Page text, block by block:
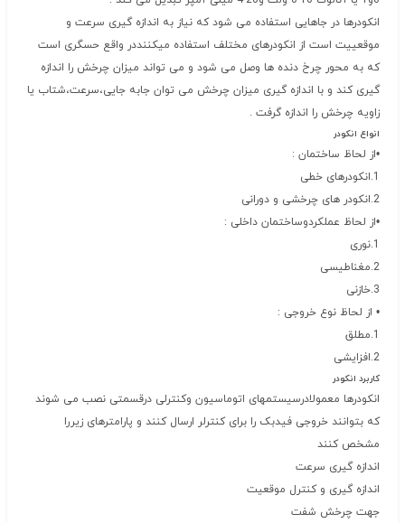
انکودرها در جاهایی استفاده می شود که نیاز به اندازه گیری سرعت و
موقعییت است از انکودرهای مختلف استفاده میکننددر واقع حسگری است
که به محور چرخ دنده ها وصل می شود و می تواند میزان چرخش را اندازه
گیری کند و با اندازه گیری میزان چرخش می توان جابه جایی،سرعت،شتاب یا
زاویه چرخش را اندازه گرفت .
انواع انکودر
•از لحاظ ساختمان :
1.انکودرهای خطی
2.انکودر های چرخشی و دورانی
•از لحاظ عملکردوساختمان داخلی :
1.نوری
2.مغناطیسی
3.خازنی
• از لحاظ نوع خروجی :
1.مطلق
2.افزایشی
کاربرد انکودر
انکودرها معمولادرسیستمهای اتوماسیون وکنترلی درقسمتی نصب می شوند
که بتوانند خروجی فیدبک را برای کنترلر ارسال کنند و پارامترهای زیررا
مشخص کنند
اندازه گیری سرعت
اندازه گیری و کنترل موقعیت
جهت چرخش شفت